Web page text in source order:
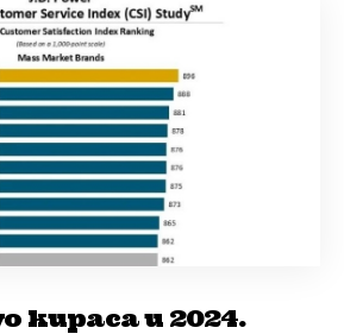
kupaca u 2024.